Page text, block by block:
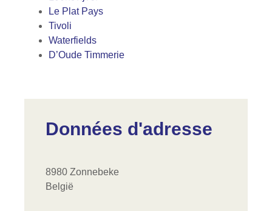
Le Plat Pays
Tivoli
Waterfields
D’Oude Timmerie
Données d'adresse
8980 Zonnebeke
België